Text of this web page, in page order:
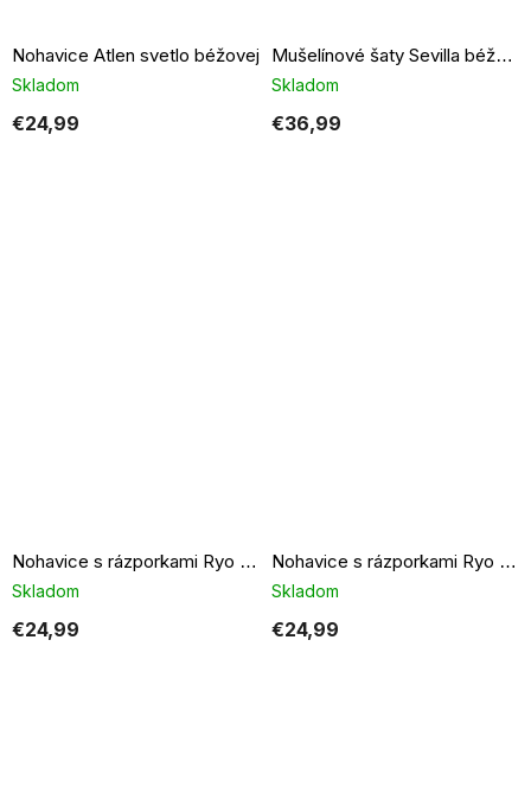
Nohavice Atlen svetlo béžovej
Skladom
€24,99
Mušelínové šaty Sevilla béžové
Skladom
€36,99
Nohavice s rázporkami Ryo fango
Skladom
€24,99
Nohavice s rázporkami Ryo sivé
Skladom
€24,99